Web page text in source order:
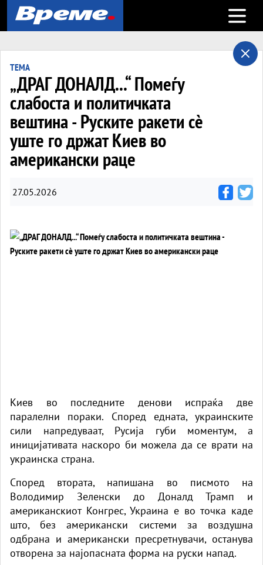
Open
ТЕМА
„ДРАГ ДОНАЛД...“ Помеѓу
слабоста и политичката
вештина - Руските ракети сè
уште го држат Киев во
американски раце
27.05.2026
Киев во последните денови испраќа две
паралелни пораки. Според едната, украинските
сили напредуваат, Русија губи моментум, а
иницијативата наскоро би можела да се врати на
украинска страна.
Според втората, напишана во писмото на
Володимир Зеленски до Доналд Трамп и
американскиот Конгрес, Украина е во точка каде
што, без американски системи за воздушна
одбрана и американски пресретнувачи, останува
отворена за најопасната форма на руски напад.